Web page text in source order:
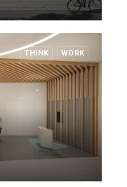
THINK WORK